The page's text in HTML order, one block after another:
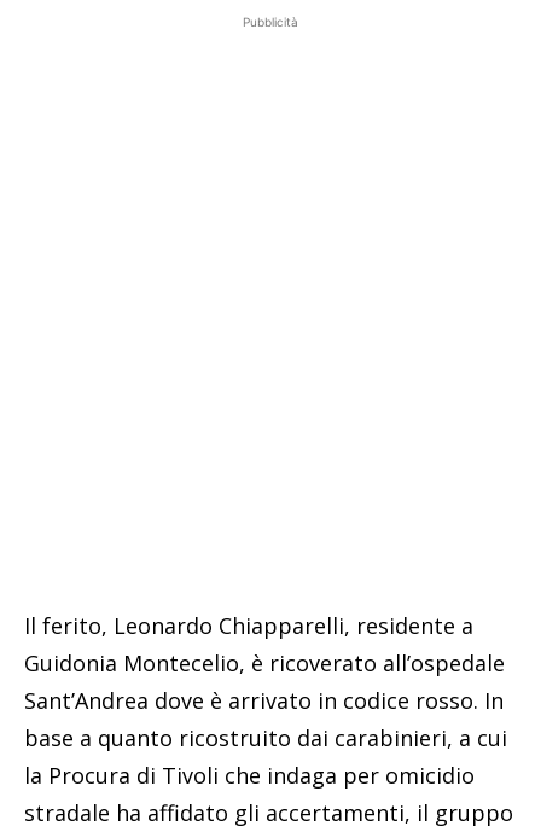
Pubblicità
Il ferito, Leonardo Chiapparelli, residente a
Guidonia Montecelio, è ricoverato all’ospedale
Sant’Andrea dove è arrivato in codice rosso. In
base a quanto ricostruito dai carabinieri, a cui
la Procura di Tivoli che indaga per omicidio
stradale ha affidato gli accertamenti, il gruppo